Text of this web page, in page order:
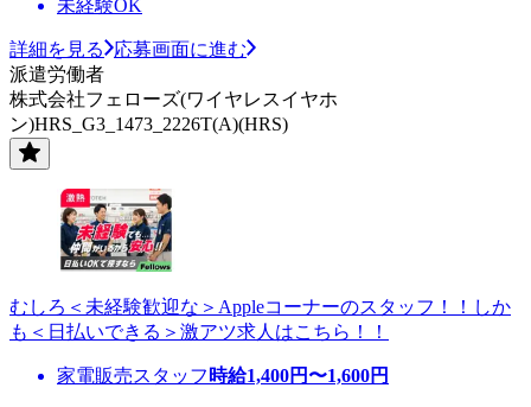
未経験OK
詳細を見る
応募画面に進む
派遣労働者
株式会社フェローズ(ワイヤレスイヤホ
ン)HRS_G3_1473_2226T(A)(HRS)
むしろ＜未経験歓迎な＞Appleコーナーのスタッフ！！しか
も＜日払いできる＞激アツ求人はこちら！！
家電販売スタッフ 時給1,400円〜1,600円